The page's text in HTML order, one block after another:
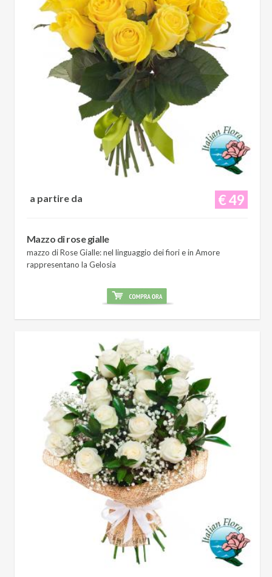
€ 49
a partire da
Mazzo di rose gialle
mazzo di Rose Gialle: nel linguaggio dei fiori e in Amore
rappresentano la Gelosia